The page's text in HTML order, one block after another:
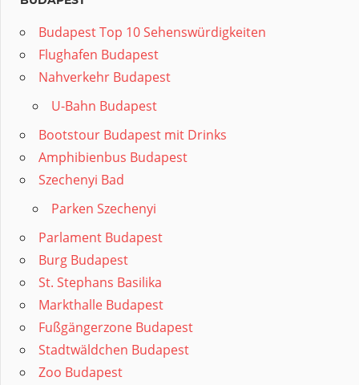
Budapest Top 10 Sehenswürdigkeiten
Flughafen Budapest
Nahverkehr Budapest
U-Bahn Budapest
Bootstour Budapest mit Drinks
Amphibienbus Budapest
Szechenyi Bad
Parken Szechenyi
Parlament Budapest
Burg Budapest
St. Stephans Basilika
Markthalle Budapest
Fußgängerzone Budapest
Stadtwäldchen Budapest
Zoo Budapest